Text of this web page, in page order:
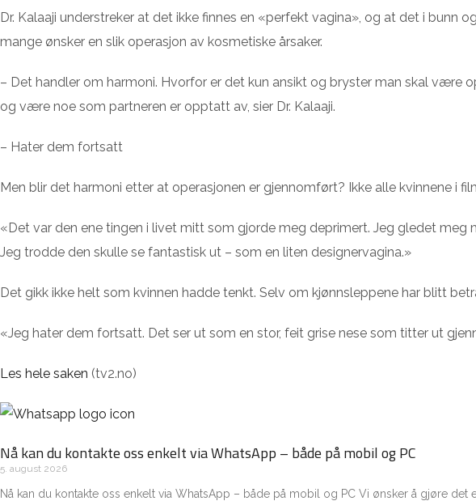
Dr. Kalaaji understreker at det ikke finnes en «perfekt vagina», og at det i
mange ønsker en slik operasjon av kosmetiske årsaker.
– Det handler om harmoni. Hvorfor er det kun ansikt og bryster man skal
og være noe som partneren er opptatt av, sier Dr. Kalaaji.
– Hater dem fortsatt
Men blir det harmoni etter at operasjonen er gjennomført? Ikke alle kvinnene i
«Det var den ene tingen i livet mitt som gjorde meg deprimert. Jeg gledet
Jeg trodde den skulle se fantastisk ut – som en liten designervagina.»
Det gikk ikke helt som kvinnen hadde tenkt. Selv om kjønnsleppene har blitt
«Jeg hater dem fortsatt. Det ser ut som en stor, feit grise nese som titter ut
Les hele saken (tv2.no)
Nå kan du kontakte oss enkelt via WhatsApp – både på mobil og PC
5. august 2026
Nå kan du kontakte oss enkelt via WhatsApp – både på mobil og PC Vi ønsker å gjøre det